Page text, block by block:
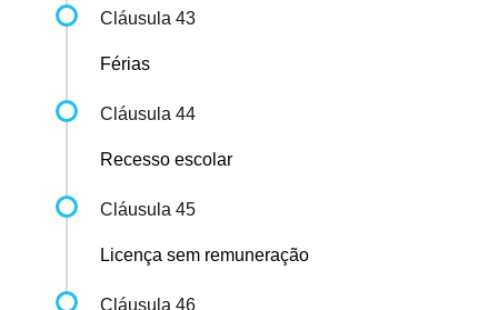
Cláusula 43
Férias
Cláusula 44
Recesso escolar
Cláusula 45
Licença sem remuneração
Cláusula 46